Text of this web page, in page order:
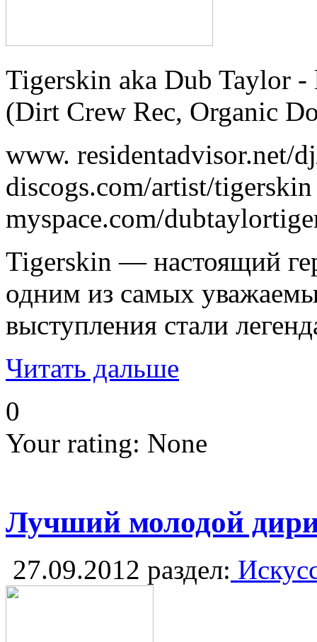
Tigerskin aka Dub Taylor
(Dirt Crew Rec, Organic
www. residentadvisor.net/
discogs.com/artist/tigerskin
myspace.com/
Tigerskin — настоящий
одним из самых
выступления стали
Читать дальше
0
Your rating: None
Лучший молодой
27.09.2012 раздел: